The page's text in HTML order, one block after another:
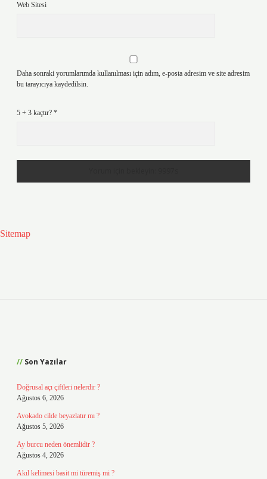
Web Sitesi
Daha sonraki yorumlarımda kullanılması için adım, e-posta adresim ve site adresim
bu tarayıcıya kaydedilsin.
5 + 3 kaçtır? *
Sitemap
Son Yazılar
Doğrusal açı çiftleri nelerdir ?
Ağustos 6, 2026
Avokado cilde beyazlatır mı ?
Ağustos 5, 2026
Ay burcu neden önemlidir ?
Ağustos 4, 2026
Akıl kelimesi basit mi türemiş mi ?